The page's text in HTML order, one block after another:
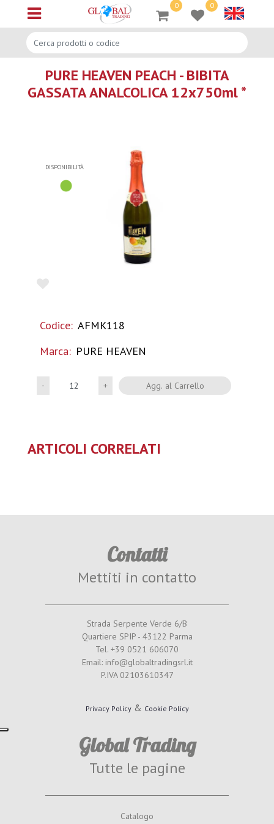
Open menu
0 0
PURE HEAVEN PEACH - BIBITA
GASSATA ANALCOLICA 12x750ml *
DISPONIBILITÀ
Codice: AFMK118
Marca: PURE HEAVEN
QuantitàAgg. al Carrello
ARTICOLI CORRELATI
Contatti
Mettiti in contatto
Strada Serpente Verde 6/B
Quartiere SPIP - 43122 Parma
Tel. +39 0521 606070
Email: info@globaltradingsrl.it
P.IVA 02103610347
Privacy Policy& Cookie Policy
Global Trading
Tutte le pagine
Catalogo